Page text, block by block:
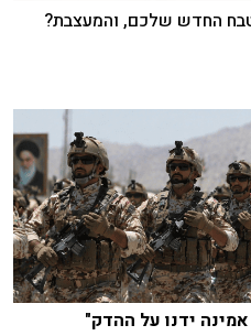
החדש שלכם, והמעצבת?
ידנו על ההדק"